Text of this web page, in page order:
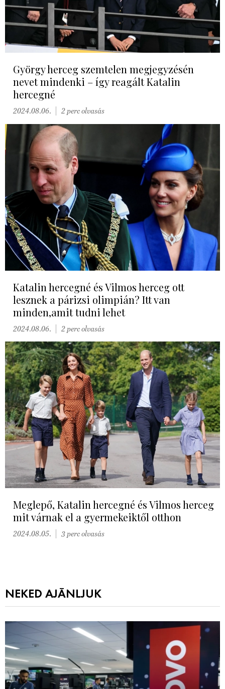
György herceg szemtelen megjegyzésén
nevet mindenki – így reagált Katalin
hercegné
2024.08.06. 2 perc olvasás
Katalin hercegné és Vilmos herceg ott
lesznek a párizsi olimpián? Itt van
minden,amit tudni lehet
2024.08.06. 2 perc olvasás
Meglepő, Katalin hercegné és Vilmos herceg
mit várnak el a gyermekeiktől otthon
2024.08.05. 3 perc olvasás
NEKED AJÁNLJUK